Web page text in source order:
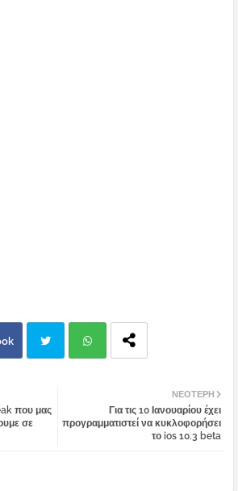
tter
ΝΕΌΤΕΡΗ
Για τις 10 Ιανουαρίου έχει
προγραμματιστεί να κυκλοφορήσει
το ios 10.3 beta
που μας
σε